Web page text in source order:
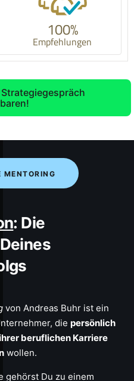
100%
Empfehlungen
MENTORING
: Die
von Andreas Buhr ist ein
die persönlich
beruflichen Karriere
wollen.
gehörst Du zu einem